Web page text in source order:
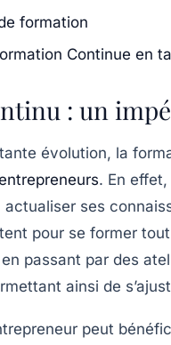
formation
Continue en
: un
évolution, la
. En
actualiser ses
pour se former
en passant par des
ainsi de
peut